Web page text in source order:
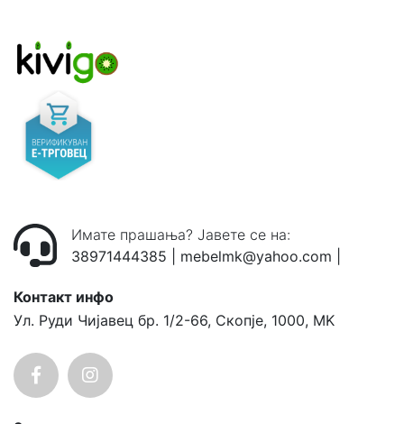
Имате прашања? Јавете се на:
38971444385
mebelmk@yahoo.com
Контакт инфо
Ул. Руди Чијавец бр. 1/2-66, Скопје, 1000, MK